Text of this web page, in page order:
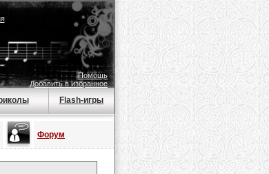
Помощь
Добавить в избранное
Flash-игры
Форум